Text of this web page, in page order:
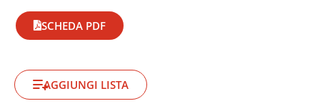
SCHEDA PDF
AGGIUNGI LISTA